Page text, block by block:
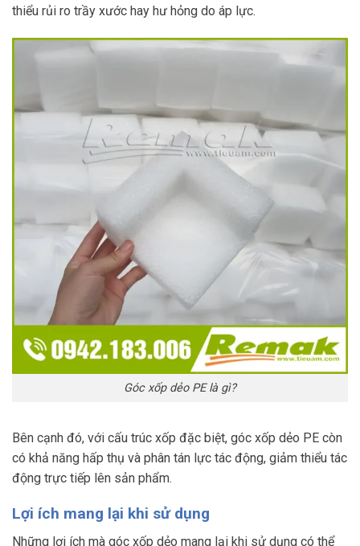
thiểu rủi ro trầy xước hay hư hỏng do áp lực.
Góc xốp dẻo PE là gì?
Bên cạnh đó, với cấu trúc xốp đặc biệt, góc xốp dẻo PE còn
có khả năng hấp thụ và phân tán lực tác động, giảm thiểu tác
động trực tiếp lên sản phẩm.
Lợi ích mang lại khi sử dụng
Những lợi ích mà góc xốp dẻo mang lại khi sử dụng có thể